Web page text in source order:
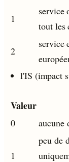
1
service
tout les
2
service
l'IS (impact
Valeur
0 aucune
1
peu de